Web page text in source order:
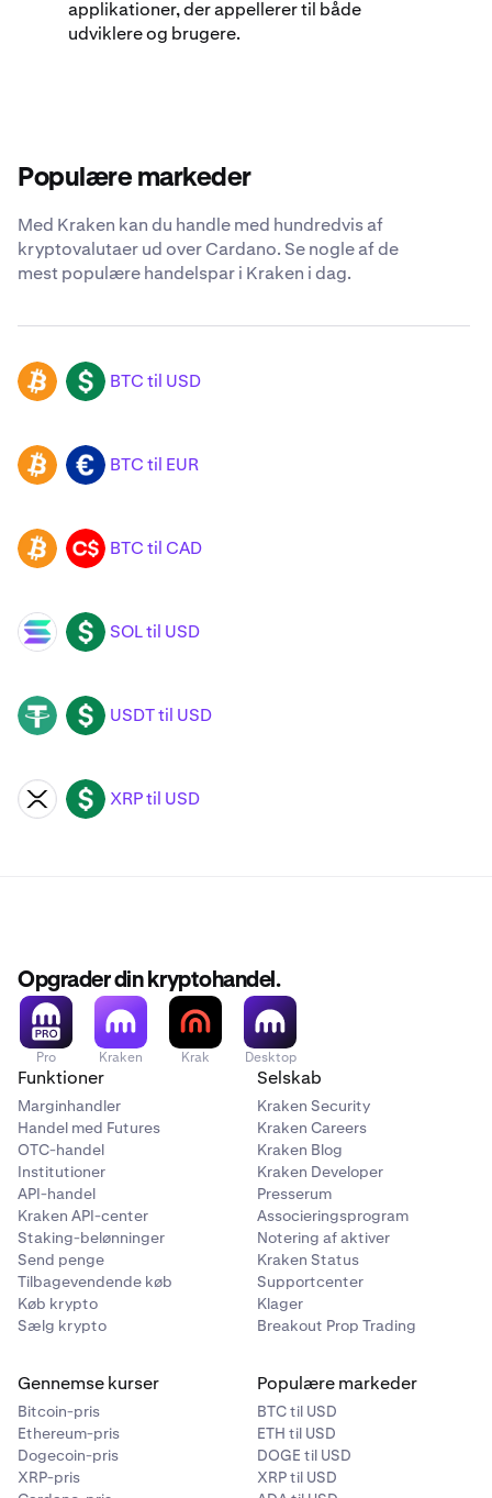
applikationer, der appellerer til både
udviklere og brugere.
Populære markeder
Med Kraken kan du handle med hundredvis af
kryptovalutaer ud over Cardano. Se nogle af de
mest populære handelspar i Kraken i dag.
BTC USD BTC til USD
BTC EUR BTC til EUR
BTC CAD BTC til CAD
SOL USD SOL til USD
USDT USD USDT til USD
XRP USD XRP til USD
Opgrader din kryptohandel.
Pro Kraken Krak Desktop
Funktioner
Marginhandler
Handel med Futures
OTC-handel
Institutioner
API-handel
Kraken API-center
Staking-belønninger
Send penge
Tilbagevendende køb
Køb krypto
Sælg krypto
Selskab
Kraken Security
Kraken Careers
Kraken Blog
Kraken Developer
Presserum
Associeringsprogram
Notering af aktiver
Kraken Status
Supportcenter
Klager
Breakout Prop Trading
Gennemse kurser
Bitcoin-pris
Ethereum-pris
Dogecoin-pris
XRP-pris
Populære markeder
BTC til USD
ETH til USD
DOGE til USD
XRP til USD